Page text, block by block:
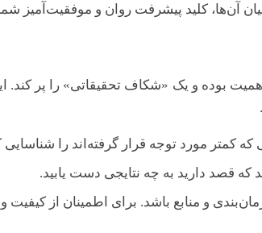
آن‌ها، کلید پیشرفت روان و موفقیت‌آمیز
بوده و یک «شکاف تحقیقاتی» را پر
کمتر مورد توجه قرار گرفته‌اند را شناسایی
که قصد دارید به چه نتایجی دست یابید.
و منابع باشد. برای اطمینان از کیفیت و